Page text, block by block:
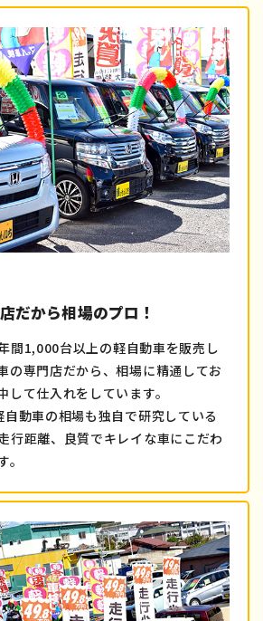
だから相場のプロ！
間1,000台以上の軽自動車を販売し
の専門店だから、相場に精通してお
して仕入れをしています。
動車の相場も独自で研究している
行距離、良質でキレイな車にこだわ